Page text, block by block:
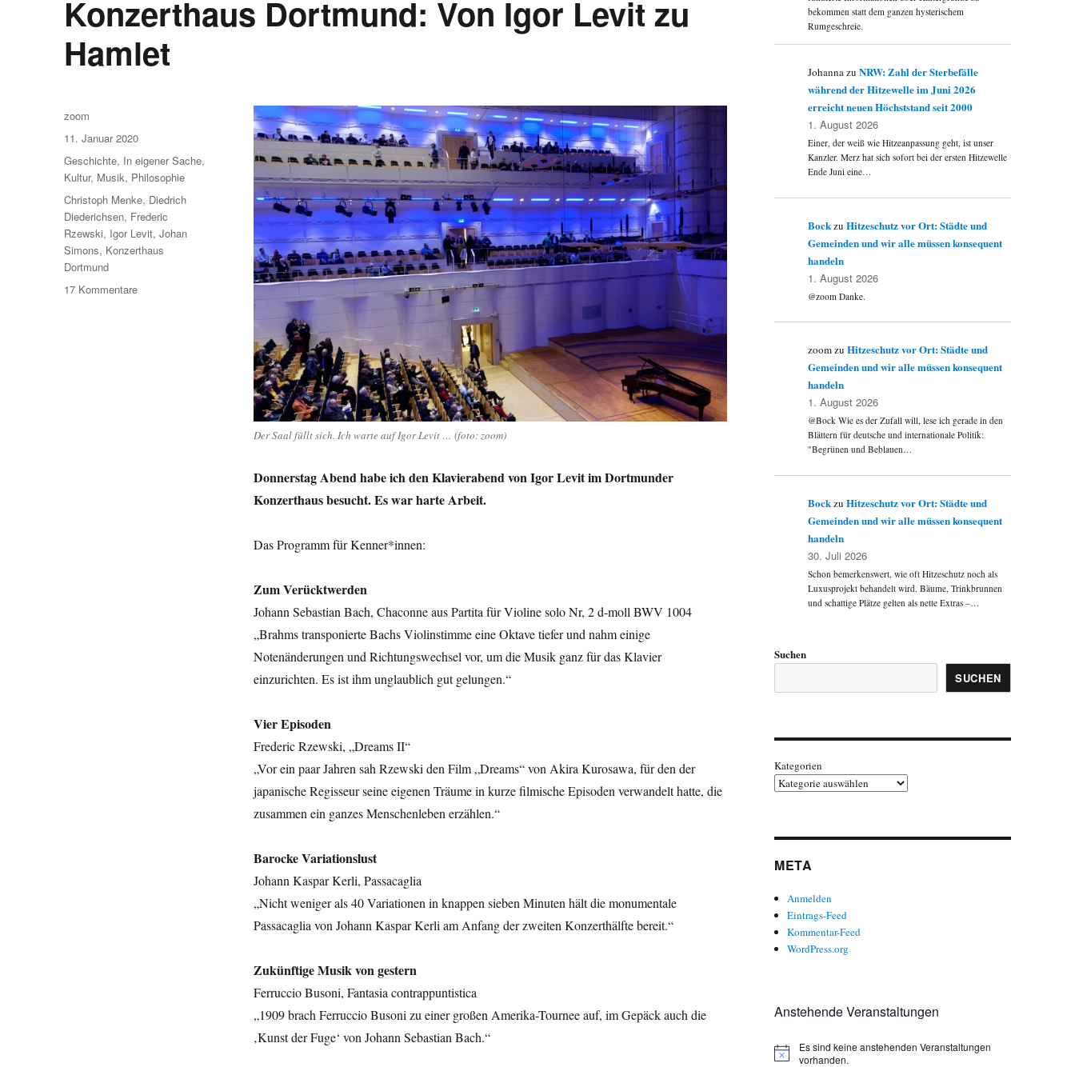
Konzerthaus Dortmund: Von Igor Levit zu
Hamlet
Der Saal füllt sich. Ich warte auf Igor Levit … (foto: zoom)
Donnerstag Abend habe ich den Klavierabend von Igor Levit im Dortmunder
Konzerthaus besucht. Es war harte Arbeit.
Das Programm für Kenner*innen:
Zum Verücktwerden
Johann Sebastian Bach, Chaconne aus Partita für Violine solo Nr, 2 d-moll BWV 1004
„Brahms transponierte Bachs Violinstimme eine Oktave tiefer und nahm einige
Notenänderungen und Richtungswechsel vor, um die Musik ganz für das Klavier
einzurichten. Es ist ihm unglaublich gut gelungen.“
Vier Episoden
Frederic Rzewski, „Dreams II“
„Vor ein paar Jahren sah Rzewski den Film „Dreams“ von Akira Kurosawa, für den der
japanische Regisseur seine eigenen Träume in kurze filmische Episoden verwandelt hatte, die
zusammen ein ganzes Menschenleben erzählen.“
Barocke Variationslust
Johann Kaspar Kerli, Passacaglia
„Nicht weniger als 40 Variationen in knappen sieben Minuten hält die monumentale
Passacaglia von Johann Kaspar Kerli am Anfang der zweiten Konzerthälfte bereit.“
Zukünftige Musik von gestern
Ferruccio Busoni, Fantasia contrappuntistica
„1909 brach Ferruccio Busoni zu einer großen Amerika-Tournee auf, im Gepäck auch die
‚Kunst der Fuge‘ von Johann Sebastian Bach.“
Autor
zoom
Veröffentlicht
am
11. Januar 2020
Kategorien
Geschichte, In eigener Sache,
Kultur, Musik, Philosophie
Schlagwörter
Christoph Menke, Diedrich
Diederichsen, Frederic
Rzewski, Igor Levit,Johan
Simons, Konzerthaus
Dortmund
17 Kommentarezu
bekommen statt dem ganzen hysterischem
Rumgeschreie.
JohannazuNRW: Zahl der Sterbefälle
während der Hitzewelle im Juni 2026
erreicht neuen Höchststand seit 2000
1. August 2026
Einer, der weiß wie Hitzeanpassung geht, ist unser
Kanzler. Merz hat sich sofort bei der ersten Hitzewelle
Ende Juni eine…
BockzuHitzeschutz vor Ort: Städte und
Gemeinden und wir alle müssen konsequent
handeln
1. August 2026
@zoom Danke.
zoomzuHitzeschutz vor Ort: Städte und
Gemeinden und wir alle müssen konsequent
handeln
1. August 2026
@Bock Wie es der Zufall will, lese ich gerade in den
Blättern für deutsche und internationale Politik:
"Begrünen und Beblauen…
BockzuHitzeschutz vor Ort: Städte und
Gemeinden und wir alle müssen konsequent
handeln
30. Juli 2026
Schon bemerkenswert, wie oft Hitzeschutz noch als
Luxusprojekt behandelt wird. Bäume, Trinkbrunnen
und schattige Plätze gelten als nette Extras –…
Suchen
SUCHEN
Kategorien
META
Anmelden
Eintrags-Feed
Kommentar-Feed
WordPress.org
Anstehende Veranstaltungen
H
Es sind keine anstehenden Veranstaltungen
vorhanden.